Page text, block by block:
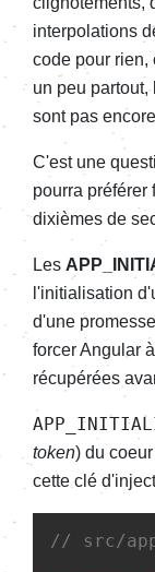
interpolations
code pour rien,
un peu
sont pas
C'est une
pourra préférer
dixièmes de
Les
l'initialisation
d'une
forcer Angular
récupérées
token) du
cette clé
// src/